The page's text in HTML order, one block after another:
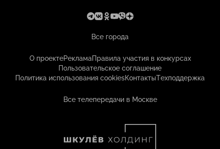
Все города
О проектеРекламаПравила участия в конкурсах
Пользовательское соглашение
Политика использования cookiesКонтактыТехподдержка
Все телепередачи в Москве